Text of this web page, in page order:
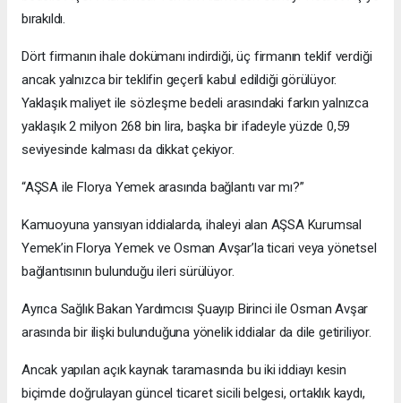
bırakıldı.
Dört firmanın ihale dokümanı indirdiği, üç firmanın teklif verdiği
ancak yalnızca bir teklifin geçerli kabul edildiği görülüyor.
Yaklaşık maliyet ile sözleşme bedeli arasındaki farkın yalnızca
yaklaşık 2 milyon 268 bin lira, başka bir ifadeyle yüzde 0,59
seviyesinde kalması da dikkat çekiyor.
“AŞSA ile Florya Yemek arasında bağlantı var mı?”
Kamuoyuna yansıyan iddialarda, ihaleyi alan AŞSA Kurumsal
Yemek’in Florya Yemek ve Osman Avşar’la ticari veya yönetsel
bağlantısının bulunduğu ileri sürülüyor.
Ayrıca Sağlık Bakan Yardımcısı Şuayıp Birinci ile Osman Avşar
arasında bir ilişki bulunduğuna yönelik iddialar da dile getiriliyor.
Ancak yapılan açık kaynak taramasında bu iki iddiayı kesin
biçimde doğrulayan güncel ticaret sicili belgesi, ortaklık kaydı,